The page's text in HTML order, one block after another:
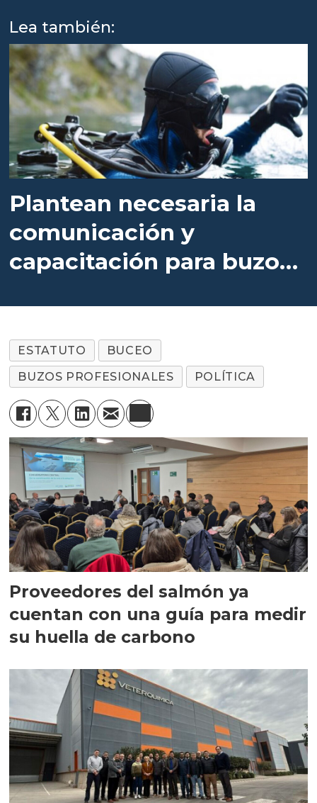
Lea también:
Plantean necesaria la
comunicación y
capacitación para buzos
ESTATUTO
BUCEO
BUZOS PROFESIONALES
POLÍTICA
Proveedores del salmón ya
cuentan con una guía para medir
su huella de carbono